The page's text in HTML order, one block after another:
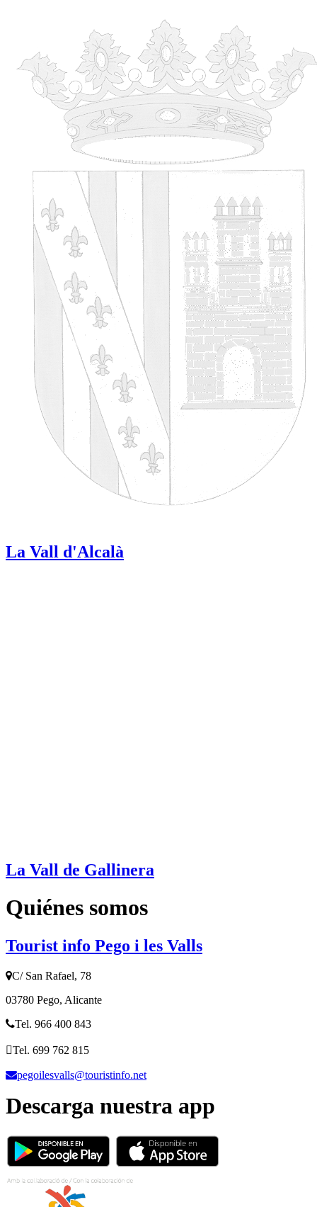
La Vall d'Alcalà
La Vall de Gallinera
Quiénes somos
Tourist info Pego i les Valls
C/ San Rafael, 78
03780 Pego, Alicante
Tel. 966 400 843
Tel. 699 762 815
pegoilesvalls@touristinfo.net
Descarga nuestra app